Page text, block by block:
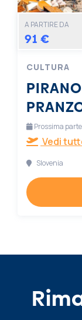
A PARTIRE DA
91 €
CULTURA
Prossima
Vedi
Slovenia